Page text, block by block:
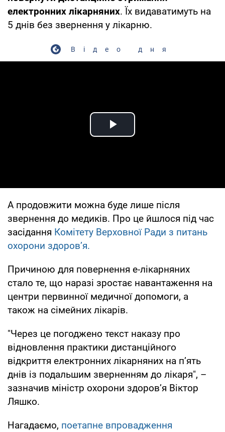
електронних лікарняних. Їх видаватимуть на
5 днів без звернення у лікарню.
Відео дня
Play Video
А продовжити можна буде лише після
звернення до медиків. Про це йшлося під час
засідання Комітету Верховної Ради з питань
охорони здоров’я.
Причиною для повернення е-лікарняних
стало те, що наразі зростає навантаження на
центри первинної медичної допомоги, а
також на сімейних лікарів.
"Через це погоджено текст наказу про
відновлення практики дистанційного
відкриття електронних лікарняних на п’ять
днів із подальшим зверненням до лікаря", –
зазначив міністр охорони здоров’я Віктор
Ляшко.
Нагадаємо, поетапне впровадження